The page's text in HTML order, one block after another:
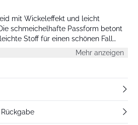
mit Wickeleffekt und leicht
schmeichelhafte Passform betont
Stoff für einen schönen Fall
mit einem elastischenMehr anzeigen